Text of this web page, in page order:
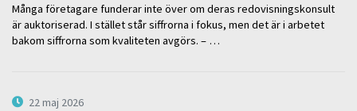
Många företagare funderar inte över om deras redovisningskonsult
är auktoriserad. I stället står siffrorna i fokus, men det är i arbetet
bakom siffrorna som kvaliteten avgörs. – …
22 maj 2026